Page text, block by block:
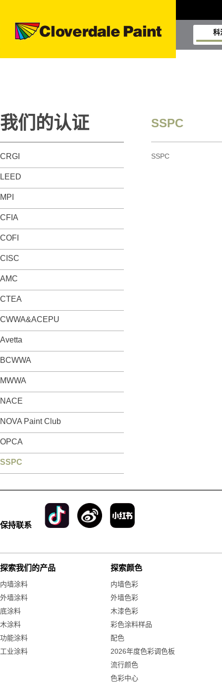
科
SSPC
SSPC
我们的认证
CRGI
LEED
MPI
CFIA
COFI
CISC
AMC
CTEA
CWWA&ACEPU
Avetta
BCWWA
MWWA
NACE
NOVA Paint Club
OPCA
SSPC
保持联系
探索我们的产品
内墙涂料
外墙涂料
底涂料
木涂料
功能涂料
工业涂料
探索颜色
内墙色彩
外墙色彩
木漆色彩
彩色涂料样品
配色
2026年度色彩调色板
流行颜色
色彩中心